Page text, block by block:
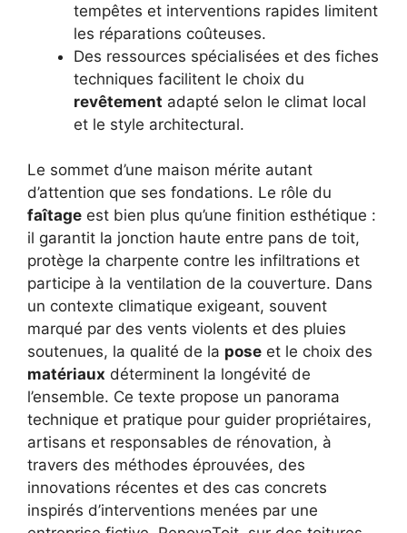
tempêtes et interventions rapides limitent
les réparations coûteuses.
Des ressources spécialisées et des fiches
techniques facilitent le choix du
revêtement adapté selon le climat local
et le style architectural.
Le sommet d’une maison mérite autant
d’attention que ses fondations. Le rôle du
faîtage est bien plus qu’une finition esthétique :
il garantit la jonction haute entre pans de toit,
protège la charpente contre les infiltrations et
participe à la ventilation de la couverture. Dans
un contexte climatique exigeant, souvent
marqué par des vents violents et des pluies
soutenues, la qualité de la pose et le choix des
matériaux déterminent la longévité de
l’ensemble. Ce texte propose un panorama
technique et pratique pour guider propriétaires,
artisans et responsables de rénovation, à
travers des méthodes éprouvées, des
innovations récentes et des cas concrets
inspirés d’interventions menées par une